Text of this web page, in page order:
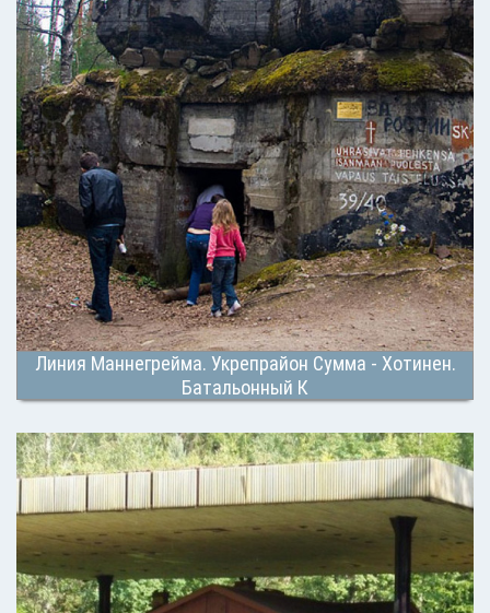
Линия Маннегрейма. Укрепрайон Сумма - Хотинен.
Батальонный К